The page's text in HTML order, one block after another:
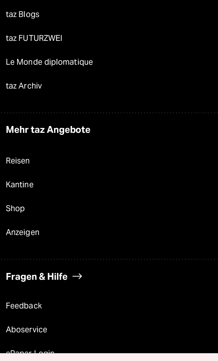
taz Blogs
taz FUTURZWEI
Le Monde diplomatique
taz Archiv
Mehr taz Angebote
Reisen
Kantine
Shop
Anzeigen
Fragen & Hilfe
Feedback
Aboservice
ePaper Login